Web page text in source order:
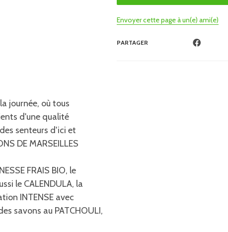
Envoyer cette page à un(e) ami(e)
PARTAGER
journée, où tous
d'une qualité
senteurs d'ici et
DE MARSEILLES
FRAIS BIO, le
le CALENDULA, la
INTENSE avec
savons au PATCHOULI,